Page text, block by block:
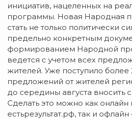
инициатив, нацеленных на
программы. Новая Народная
стать не только политически
предельно конкретным
формированием Народной
ведется с учетом всех
жителей. Уже поступило более
предложений от жителей
до середины августа вносить
Сделать это можно как онлайн
естьрезультат.рф, так и